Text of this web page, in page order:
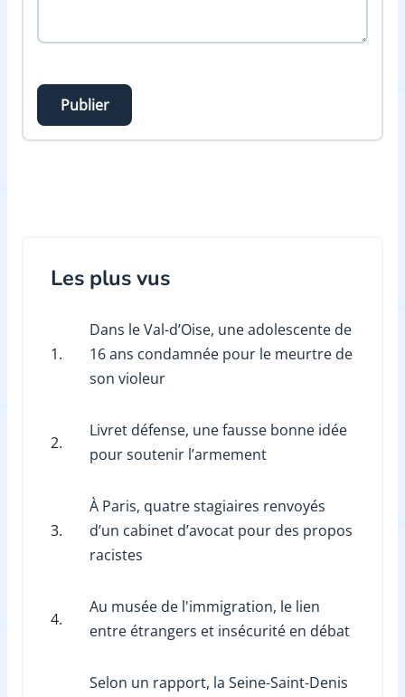
Publier
Les plus vus
1.
Dans le Val-d’Oise, une adolescente de
16 ans condamnée pour le meurtre de
son violeur
2.
Livret défense, une fausse bonne idée
pour soutenir l’armement
3.
À Paris, quatre stagiaires renvoyés
d’un cabinet d’avocat pour des propos
racistes
4.
Au musée de l'immigration, le lien
entre étrangers et insécurité en débat
Selon un rapport, la Seine-Saint-Denis